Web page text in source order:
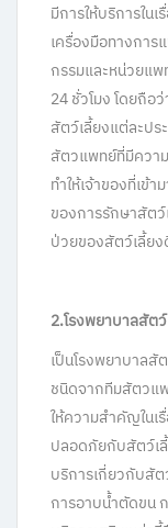
มีการให้บริการใน
เครื่องมือทางกา
กรรมและหน่วยแ
24 ชั่วโมง โดยถือ
สัตว์เลี้ยงแต่ละปร
สัตวแพทย์ที่มีควา
ทำให้เจ้าของที่เข้า
ของการรักษาสัตว์
ป่วยของสัตว์เลี้ย
2.โรงพยาบาลสัต
เป็นโรงพยาบาล
ชนิดจากทีมสัตวแ
ให้ความสำคัญในเ
ปลอดภัยกับสัตว์เ
บริการเกี่ยวกับสัต
การอาบน้ำตัดขน